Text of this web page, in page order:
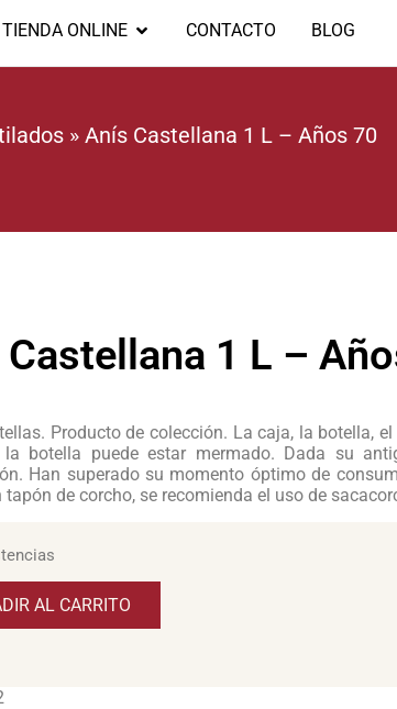
TIENDA ONLINE CONTACTO BLOG
» Anís Castellana 1 L – Años 70
1 L –
Producto de colección. La caja, la botella,
la botella puede estar mermado. Dada su
Han superado su momento óptimo de
tapón de corcho, se recomienda el uso de
AL CARRITO